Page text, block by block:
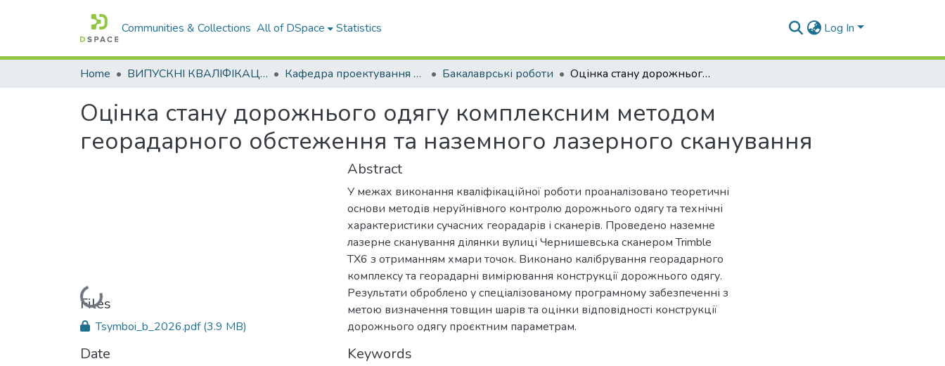
Communities & Collections All of DSpace Statistics Log In
Home ВИПУСКНІ КВАЛІФІКАЦІЙНІ РОБОТИ Кафедра проектування доріг, геодезії і землеустрою Бакалаврські роботи Оцінка стану дорожнього одягу комплексним методом георадарного обстеження та наземного лазерного сканування
Оцінка стану дорожнього одягу комплексним методом
георадарного обстеження та наземного лазерного сканування
Loading...
Files
Tsymboi_b_2026.pdf(3.9 MB)
Date
Abstract
У межах виконання кваліфікаційної роботи проаналізовано теоретичні
основи методів неруйнівного контролю дорожнього одягу та технічні
характеристики сучасних георадарів і сканерів. Проведено наземне
лазерне сканування ділянки вулиці Чернишевська сканером Trimble
TX6 з отриманням хмари точок. Виконано калібрування георадарного
комплексу та георадарні вимірювання конструкції дорожнього одягу.
Результати оброблено у спеціалізованому програмному забезпеченні з
метою визначення товщин шарів та оцінки відповідності конструкції
дорожнього одягу проєктним параметрам.
Keywords